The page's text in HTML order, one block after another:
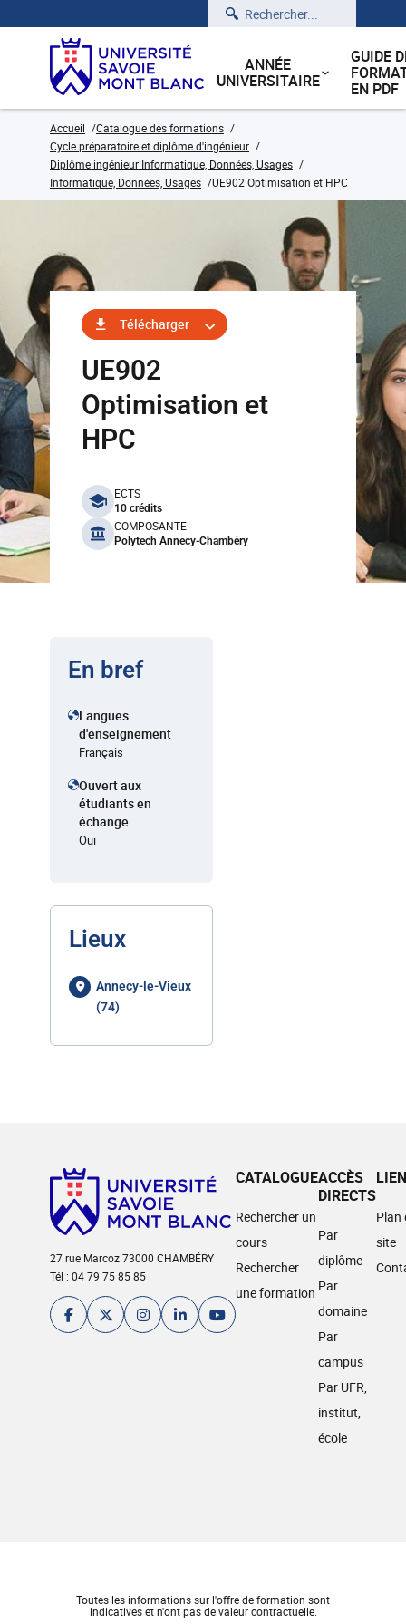
Rechercher
ANNÉE
UNIVERSITAIRE
GUIDE
EN PDF
Accueil
Catalogue des formations
Cycle préparatoire et diplôme d'ingénieur
Diplôme ingénieur Informatique, Données, Usages
Informatique, Données, Usages
UE902 Optimisation et HPC
Télécharger
UE902
Optimisation et
HPC
benefits
ECTS
10 crédits
COMPOSANTE
Polytech Annecy-Chambéry
En bref
Langues
d'enseignement
Français
Ouvert aux
étudiants en
échange
Oui
Lieux
Annecy-le-Vieux
(74)
27 rue Marcoz 73000 CHAMBÉRY
Tél : 04 79 75 85 85
CATALOGUE
Rechercher un
cours
Rechercher
une formation
ACCÈS
DIRECTS
Par
diplôme
Par
domaine
Par
campus
Par UFR,
institut,
école
Plan
site
Toutes les informations sur l'offre de formation sont
indicatives et n'ont pas de valeur contractuelle.